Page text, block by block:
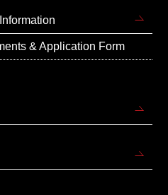
& Application Form